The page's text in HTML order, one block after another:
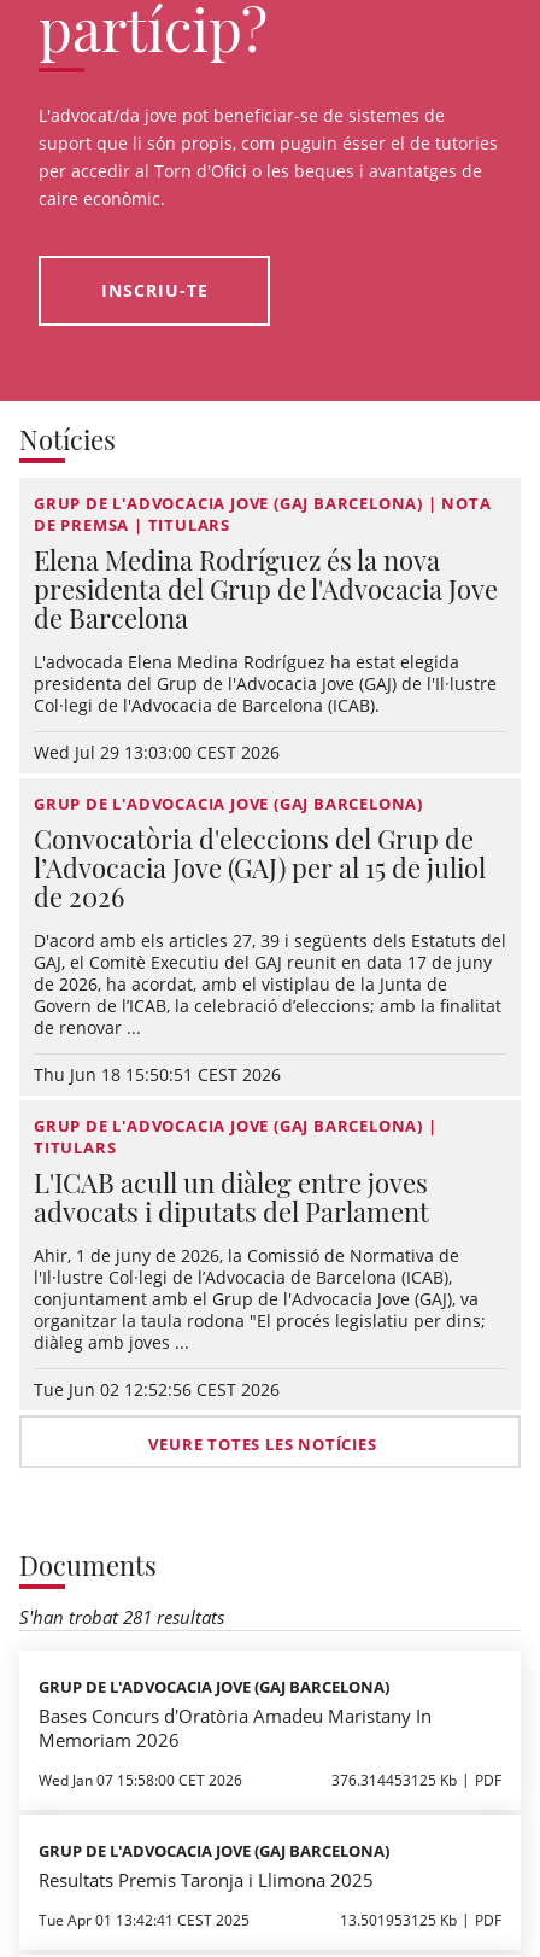
partícip?
L'advocat/da jove pot beneficiar-se de sistemes de
suport que li són propis, com puguin ésser el de tutories
per accedir al Torn d'Ofici o les beques i avantatges de
caire econòmic.
INSCRIU-TE
Notícies
GRUP DE L'ADVOCACIA JOVE (GAJ BARCELONA) | NOTA
DE PREMSA | TITULARS
Elena Medina Rodríguez és la nova
presidenta del Grup de l'Advocacia Jove
de Barcelona
L'advocada Elena Medina Rodríguez ha estat elegida
presidenta del Grup de l'Advocacia Jove (GAJ) de l'Il·lustre
Col·legi de l'Advocacia de Barcelona (ICAB).
Wed Jul 29 13:03:00 CEST 2026
GRUP DE L'ADVOCACIA JOVE (GAJ BARCELONA)
Convocatòria d'eleccions del Grup de
l’Advocacia Jove (GAJ) per al 15 de juliol
de 2026
D'acord amb els articles 27, 39 i següents dels Estatuts del
GAJ, el Comitè Executiu del GAJ reunit en data 17 de juny
de 2026, ha acordat, amb el vistiplau de la Junta de
Govern de l’ICAB, la celebració d’eleccions; amb la finalitat
de renovar ...
Thu Jun 18 15:50:51 CEST 2026
GRUP DE L'ADVOCACIA JOVE (GAJ BARCELONA) |
TITULARS
L'ICAB acull un diàleg entre joves
advocats i diputats del Parlament
Ahir, 1 de juny de 2026, la Comissió de Normativa de
l'Il·lustre Col·legi de l’Advocacia de Barcelona (ICAB),
conjuntament amb el Grup de l'Advocacia Jove (GAJ), va
organitzar la taula rodona "El procés legislatiu per dins;
diàleg amb joves ...
Tue Jun 02 12:52:56 CEST 2026
VEURE TOTES LES NOTÍCIES
Documents
S'han trobat 281 resultats
GRUP DE L'ADVOCACIA JOVE (GAJ BARCELONA)
Bases Concurs d'Oratòria Amadeu Maristany In
Memoriam 2026
Wed Jan 07 15:58:00 CET 2026 376.314453125 Kb PDF
GRUP DE L'ADVOCACIA JOVE (GAJ BARCELONA)
Resultats Premis Taronja i Llimona 2025
Tue Apr 01 13:42:41 CEST 2025 13.501953125 Kb PDF